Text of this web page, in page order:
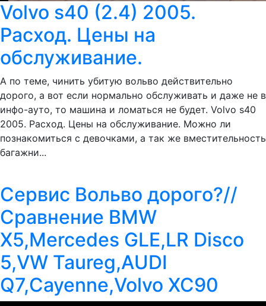
Volvo s40 (2.4) 2005.
Расход. Цены на
обслуживание.
А по теме, чинить убитую вольво действительно
дорого, а вот если нормально обслуживать и даже не в
инфо-ауто, то машина и ломаться не будет. Volvo s40
2005. Расход. Цены на обслуживание. Можно ли
познакомиться с девочками, а так же вместительность
багажни...
Сервис Вольво дорого?//
Сравнение BMW
Х5,Mercedes GLE,LR Disco
5,VW Taureg,AUDI
Q7,Cayenne,Volvo XC90